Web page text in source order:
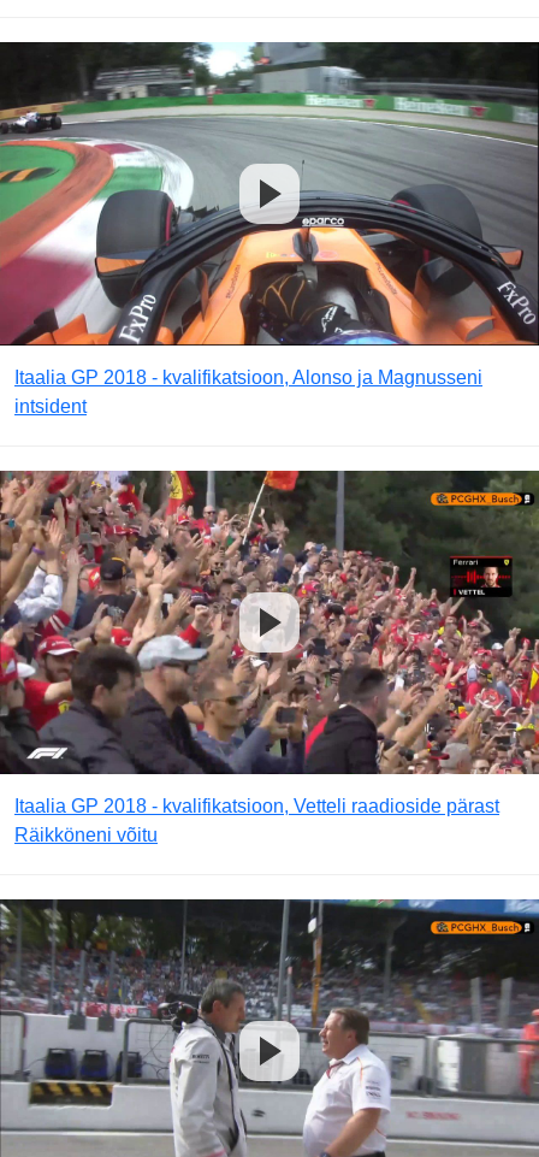
Itaalia GP 2018 - kvalifikatsioon, Alonso ja Magnusseni
intsident
Itaalia GP 2018 - kvalifikatsioon, Vetteli raadioside pärast
Räikköneni võitu